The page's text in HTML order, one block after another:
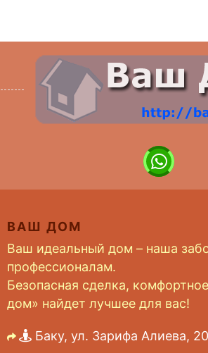
ВАШ ДОМ
Ваш идеальный дом – наша
профессионалам.
Безопасная сделка,
дом» найдет лучшее для вас!
Баку, ул. Зарифа Алиева, 20